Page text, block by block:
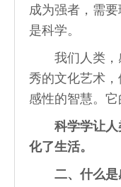
成为强者，需要
是科学。
我们人类，
秀的文化艺术
感性的智慧。它
科学学让
化了生活。
二、什么是